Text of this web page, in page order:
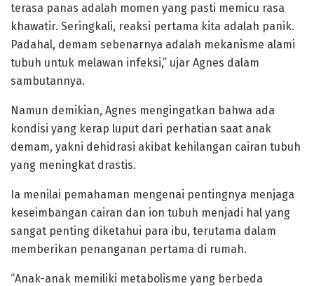
terasa panas adalah momen yang pasti memicu rasa
khawatir. Seringkali, reaksi pertama kita adalah panik.
Padahal, demam sebenarnya adalah mekanisme alami
tubuh untuk melawan infeksi,” ujar Agnes dalam
sambutannya.
Namun demikian, Agnes mengingatkan bahwa ada
kondisi yang kerap luput dari perhatian saat anak
demam, yakni dehidrasi akibat kehilangan cairan tubuh
yang meningkat drastis.
Ia menilai pemahaman mengenai pentingnya menjaga
keseimbangan cairan dan ion tubuh menjadi hal yang
sangat penting diketahui para ibu, terutama dalam
memberikan penanganan pertama di rumah.
“Anak-anak memiliki metabolisme yang berbeda